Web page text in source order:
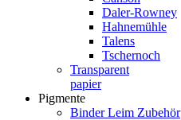
Daler-Rowney
Hahnemühle
Talens
Tschernoch
Transparent
papier
Pigmente
Binder Leim Zubehör